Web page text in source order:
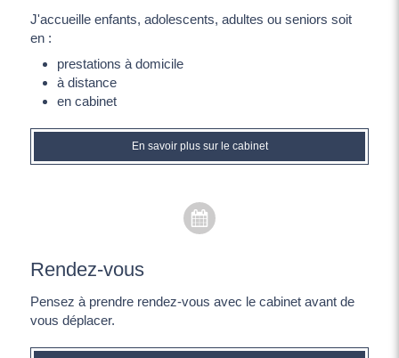
J'accueille enfants, adolescents, adultes ou seniors soit
en :
prestations à domicile
à distance
en cabinet
En savoir plus sur le cabinet
Rendez-vous
Pensez à prendre rendez-vous avec le cabinet avant de
vous déplacer.